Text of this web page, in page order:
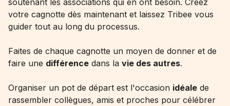
votre cagnotte dès maintenant et laissez Tribee vous
guider tout au long du processus.
Faites de chaque cagnotte un moyen de donner et de
faire une différence dans la vie des autres.
Organiser un pot de départ est l'occasion idéale de
rassembler collègues, amis et proches pour célébrer